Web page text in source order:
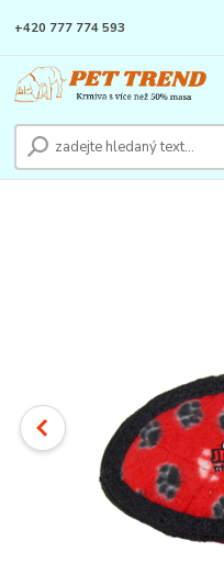
+420 777 774 593